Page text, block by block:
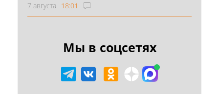
7 августа 18:01
Мы в соцсетях